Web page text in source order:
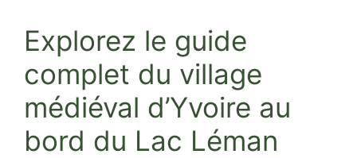
Explorez le guide
complet du village
médiéval d’Yvoire au
bord du Lac Léman